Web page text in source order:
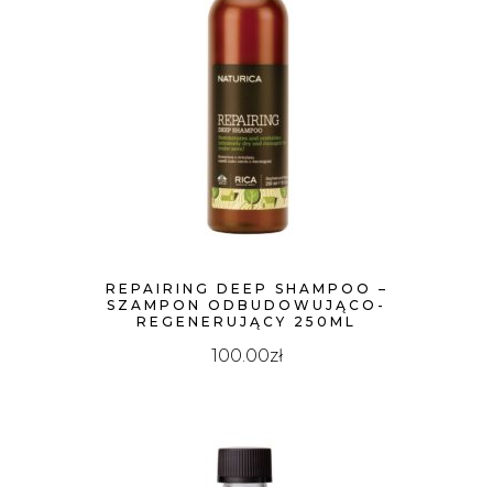
REPAIRING DEEP SHAMPOO –
SZAMPON ODBUDOWUJĄCO-
REGENERUJĄCY 250ML
100.00zł